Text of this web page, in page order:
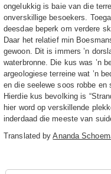
ongelukkig is baie van die
onverskillige besoekers.
deesdae beperk om verdere
Daar het relatief min
gewoon. Dit is immers ’n
waterbronne. Die kus was ’n
argeologiese terreine wat ’n
en die seelewe soos robbe en
Hierdie kus bevolking is
hier word op verskillende
inderdaad die meeste van
Translated byAnanda